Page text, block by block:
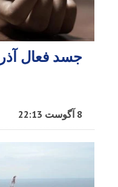
جسد فعال
8 آگوست 22:13